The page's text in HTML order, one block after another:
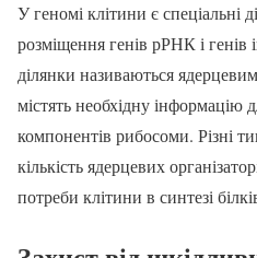
У геномі клітини є спеціальні
розміщення генів рРНК і
ділянки називаються
містять необхідну
компонентів рибосоми. Різні
кількість ядерцевих
потреби клітини в синтезі